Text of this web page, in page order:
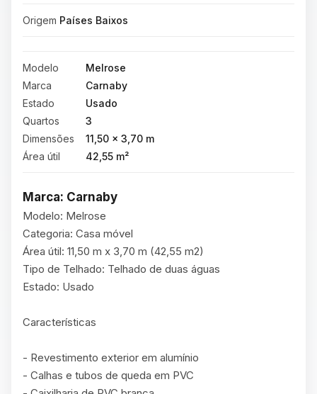
Origem Países Baixos
Modelo
Melrose
Marca
Carnaby
Estado
Usado
Quartos
3
Dimensões
11,50 × 3,70 m
Área útil
42,55 m²
Marca: Carnaby
Modelo: Melrose
Categoria: Casa móvel
Área útil: 11,50 m x 3,70 m (42,55 m2)
Tipo de Telhado: Telhado de duas águas
Estado: Usado
Características
- Revestimento exterior em alumínio
- Calhas e tubos de queda em PVC